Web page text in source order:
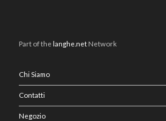
Part of the langhe.net Network
Chi Siamo
Contatti
Negozio